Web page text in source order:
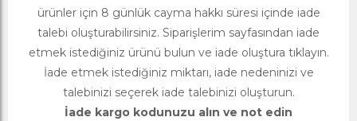
ürünler için 8 günlük cayma hakkı süresi içinde iade
talebi oluşturabilirsiniz. Siparişlerim sayfasından iade
etmek istediğiniz ürünü bulun ve iade oluştura tıklayın.
İade etmek istediğiniz miktarı, iade nedeninizi ve
talebinizi seçerek iade talebinizi oluşturun.
İade kargo kodunuzu alın ve not edin